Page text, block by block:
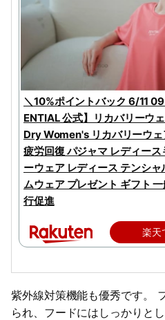
＼10%ポイントバック 6/11
ENTIAL 公式】リカバリーウ
Dry Women's リカバリーウェ
疲労回復 パジャマ レディース
ーウェア レディース テンシャ
ムウェア プレゼント ギフト
行促進
楽天
紫外線対策機能も優秀です。
られ、フードにはしっかりと